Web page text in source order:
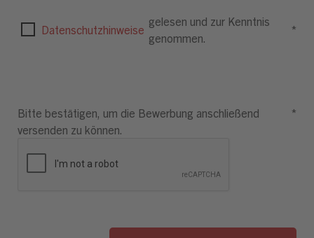
Datenschutzhinweise
gelesen und zur Kenntnis
genommen.
*
Bitte bestätigen, um die Bewerbung anschließend
versenden zu können.
*